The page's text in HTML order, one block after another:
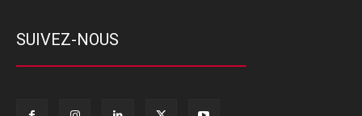
SUIVEZ-NOUS